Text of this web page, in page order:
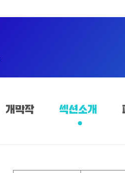
개막작 섹션소개